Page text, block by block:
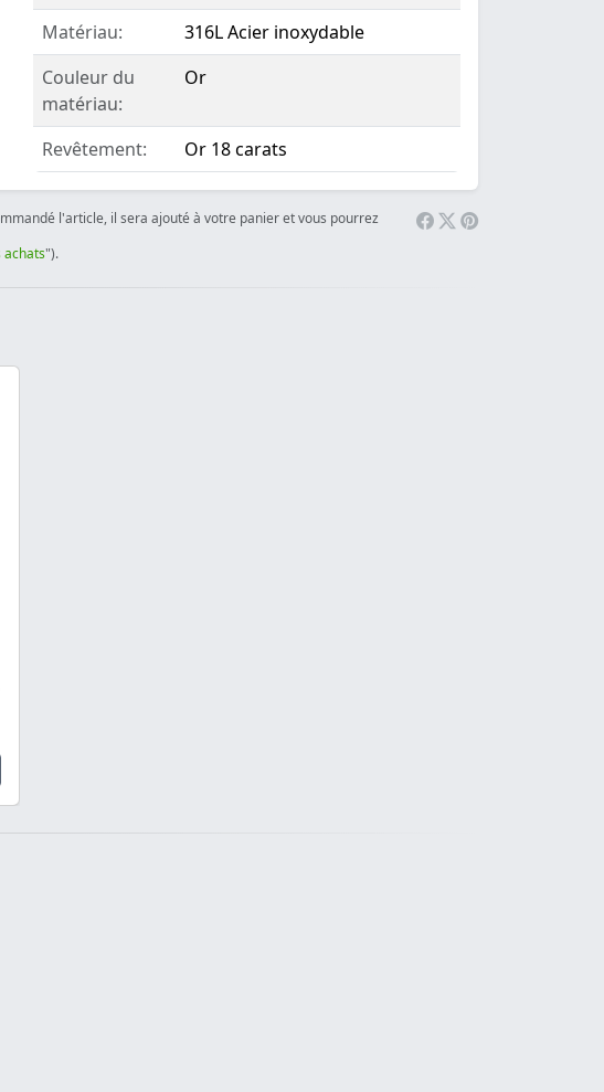
Matériau:
316L Acier inoxydable
Couleur du
matériau:
Or
Revêtement: Or 18 carats
l'article, il sera ajouté à votre panier et vous pourrez
achats").